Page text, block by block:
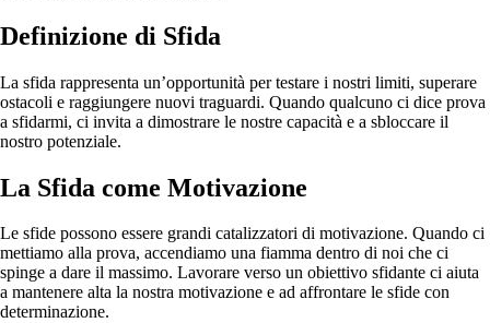
Definizione di Sfida
La sfida rappresenta un’opportunità per testare i nostri limiti, superare
ostacoli e raggiungere nuovi traguardi. Quando qualcuno ci dice prova
a sfidarmi, ci invita a dimostrare le nostre capacità e a sbloccare il
nostro potenziale.
La Sfida come Motivazione
Le sfide possono essere grandi catalizzatori di motivazione. Quando ci
mettiamo alla prova, accendiamo una fiamma dentro di noi che ci
spinge a dare il massimo. Lavorare verso un obiettivo sfidante ci aiuta
a mantenere alta la nostra motivazione e ad affrontare le sfide con
determinazione.